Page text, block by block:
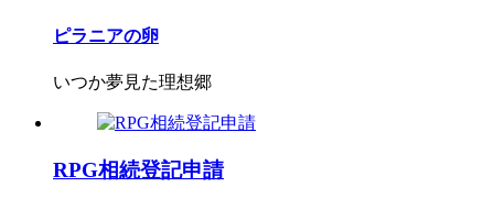
ピラニアの卵
いつか夢見た理想郷
RPG相続登記申請